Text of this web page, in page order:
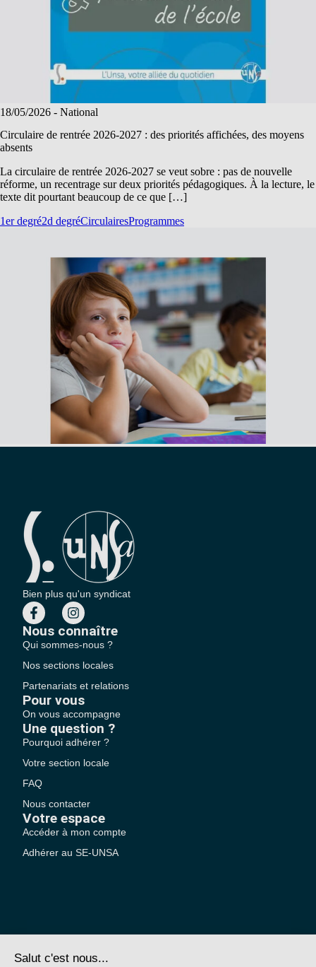
18/05/2026 - National
Circulaire de rentrée 2026-2027 : des priorités affichées, des moyens
absents
La circulaire de rentrée 2026-2027 se veut sobre : pas de nouvelle
réforme, un recentrage sur deux priorités pédagogiques. À la lecture, le
texte dit pourtant beaucoup de ce que […]
1er degré2d degréCirculairesProgrammes
Bien plus qu'un syndicat
Nous connaître
Qui sommes-nous ?
Nos sections locales
Partenariats et relations
Pour vous
On vous accompagne
Une question ?
Pourquoi adhérer ?
Votre section locale
FAQ
Nous contacter
Votre espace
Accéder à mon compte
Adhérer au SE-UNSA